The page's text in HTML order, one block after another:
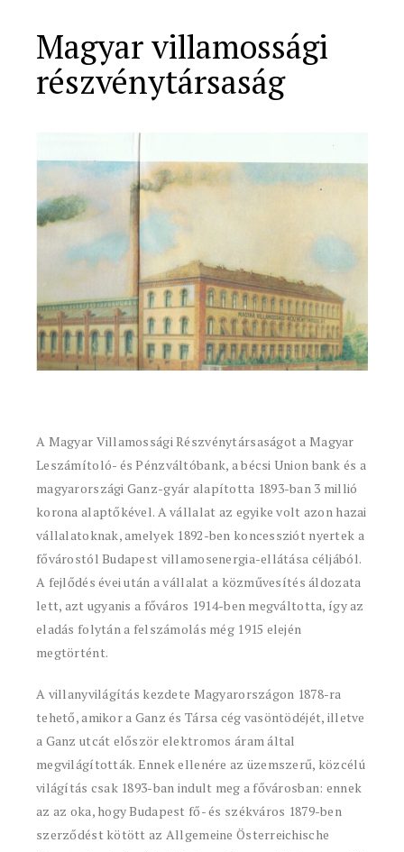
Magyar villamossági
részvénytársaság
A Magyar Villamossági Részvénytársaságot a Magyar
Leszámítoló- és Pénzváltóbank, a bécsi Union bank és a
magyarországi Ganz-gyár alapította 1893-ban 3 millió
korona alaptőkével. A vállalat az egyike volt azon hazai
vállalatoknak, amelyek 1892-ben koncessziót nyertek a
fővárostól Budapest villamosenergia-ellátása céljából.
A fejlődés évei után a vállalat a közművesítés áldozata
lett, azt ugyanis a főváros 1914-ben megváltotta, így az
eladás folytán a felszámolás még 1915 elején
megtörtént.
A villanyvilágítás kezdete Magyarországon 1878-ra
tehető, amikor a Ganz és Társa cég vasöntödéjét, illetve
a Ganz utcát először elektromos áram által
megvilágították. Ennek ellenére az üzemszerű, közcélú
világítás csak 1893-ban indult meg a fővárosban: ennek
az az oka, hogy Budapest fő- és székváros 1879-ben
szerződést kötött az Allgemeine Österreichische